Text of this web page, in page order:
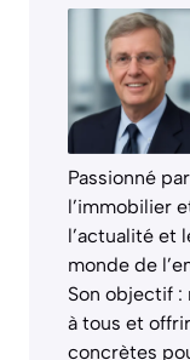
Passionné
l’immobilier
l’actualité et
monde de
Son objectif :
à tous et
concrètes